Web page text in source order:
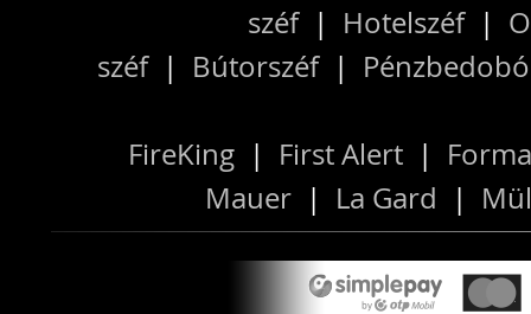
széf| Hotelszéf|
széf| Bútorszéf|
FireKing | First Alert |
Mauer | La Gard |